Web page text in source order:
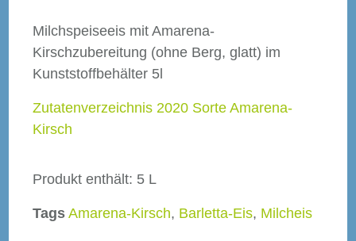
Milchspeiseeis mit Amarena-
Kirschzubereitung (ohne Berg, glatt) im
Kunststoffbehälter 5l
Zutatenverzeichnis 2020 Sorte Amarena-
Kirsch
Produkt enthält: 5 L
Tags Amarena-Kirsch, Barletta-Eis, Milcheis